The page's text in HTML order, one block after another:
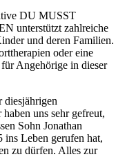
DU MUSST
unterstützt zahlreiche
und deren Familien.
oder eine
Angehörige in dieser
uns sehr gefreut,
Sohn Jonathan
Leben gerufen hat,
zu dürfen. Alles zur